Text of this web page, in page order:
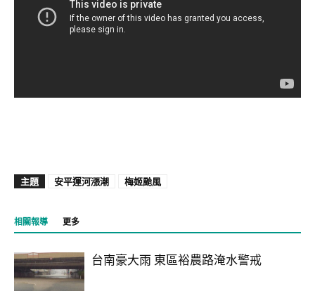
主題 安平運河漲潮 梅姬颱風
相關報導 更多
台南豪大雨 東區裕農路淹水警戒